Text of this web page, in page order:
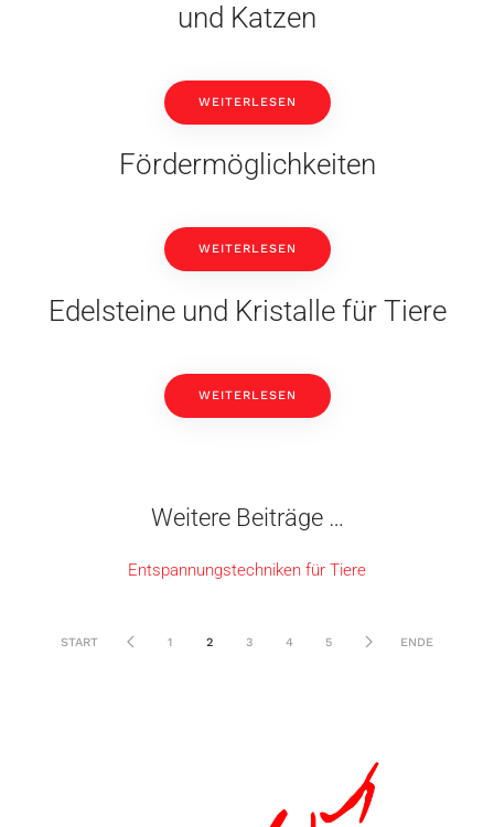
und Katzen
WEITERLESEN
Fördermöglichkeiten
WEITERLESEN
Edelsteine und Kristalle für Tiere
WEITERLESEN
Weitere Beiträge …
Entspannungstechniken für Tiere
START 1 2 3 4 5 ENDE